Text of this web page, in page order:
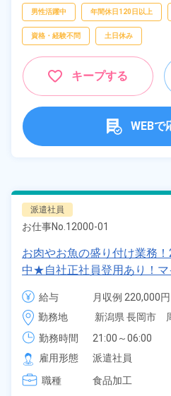
男性活躍中 年間休日120日以上
資格・経験不問 土日休み
キープする
WEBで
派遣社員
お仕事No. 12000-01
お肉やお魚の盛り付け業務
中★自社正社員登用あり！マ
車場あり！社員食堂利用可
快適！土日休み！年間休日
事！《新潟県長岡市》
給与
月収例 220,000
時給 1,100円～
勤務地
新潟県 長岡市　
勤務時間
21:00～06:00
雇用形態
派遣社員
職種
食品加工